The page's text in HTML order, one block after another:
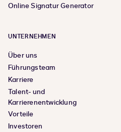
Online Signatur Generator
UNTERNEHMEN
Über uns
Führungsteam
Karriere
Talent- und
Karrierenentwicklung
Vorteile
Investoren